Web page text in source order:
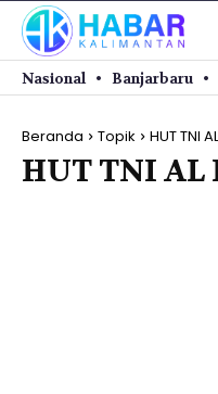
Nasional Banjarbaru
Beranda Topik HUT TNI
HUT TNI AL